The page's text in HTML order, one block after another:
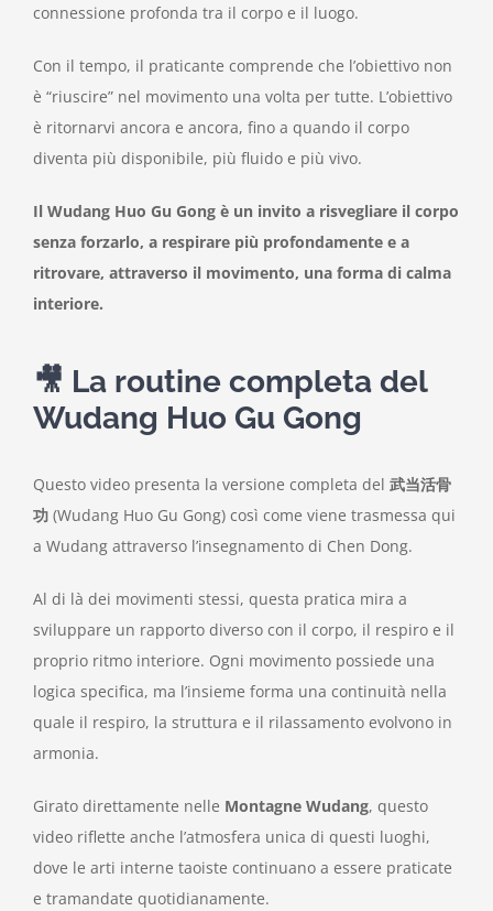
connessione profonda tra il corpo e il luogo.
Con il tempo, il praticante comprende che l’obiettivo non
è “riuscire” nel movimento una volta per tutte. L’obiettivo
è ritornarvi ancora e ancora, fino a quando il corpo
diventa più disponibile, più fluido e più vivo.
Il Wudang Huo Gu Gong è un invito a risvegliare il corpo
senza forzarlo, a respirare più profondamente e a
ritrovare, attraverso il movimento, una forma di calma
interiore.
🎥 La routine completa del
Wudang Huo Gu Gong
Questo video presenta la versione completa del 武当活骨
功 (Wudang Huo Gu Gong) così come viene trasmessa qui
a Wudang attraverso l’insegnamento di Chen Dong.
Al di là dei movimenti stessi, questa pratica mira a
sviluppare un rapporto diverso con il corpo, il respiro e il
proprio ritmo interiore. Ogni movimento possiede una
logica specifica, ma l’insieme forma una continuità nella
quale il respiro, la struttura e il rilassamento evolvono in
armonia.
Girato direttamente nelle Montagne Wudang, questo
video riflette anche l’atmosfera unica di questi luoghi,
dove le arti interne taoiste continuano a essere praticate
e tramandate quotidianamente.